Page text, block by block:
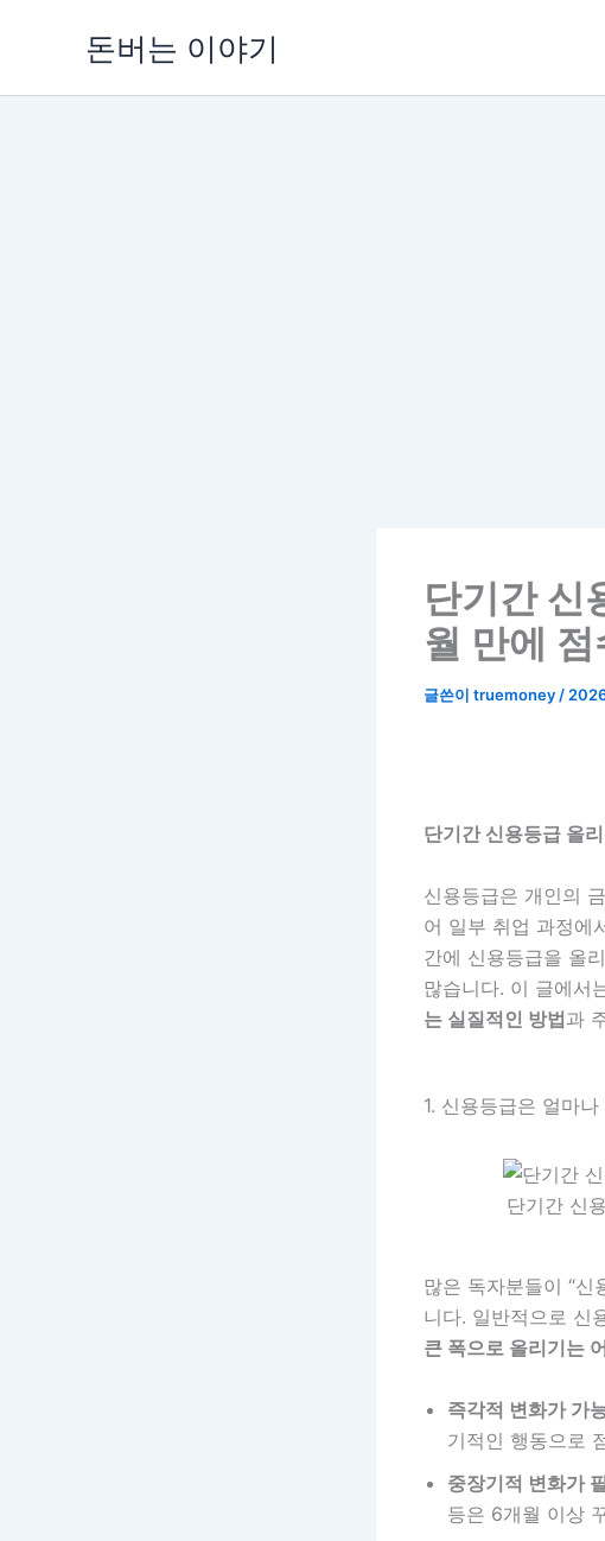
돈버는 이야기
단기간 신
월 만에
글쓴이 truemoney /
단기간 신용등급 올
신용등급은 개인의
어 일부 취업 과정에
간에 신용등급을 올
많습니다. 이 글에서
는 실질적인 방법과
1. 신용등급은 얼마
단기간 신
많은 독자분들이 “신
니다. 일반적으로 신
큰 폭으로 올리기는
즉각적 변화가 가
기적인 행동으로
중장기적 변화가
등은 6개월 이상